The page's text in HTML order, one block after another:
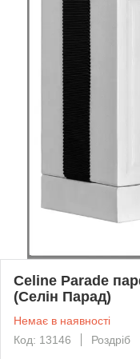
Celine Parade
(Селін Парад)
Немає в наявності
Код: 13146
Роздріб